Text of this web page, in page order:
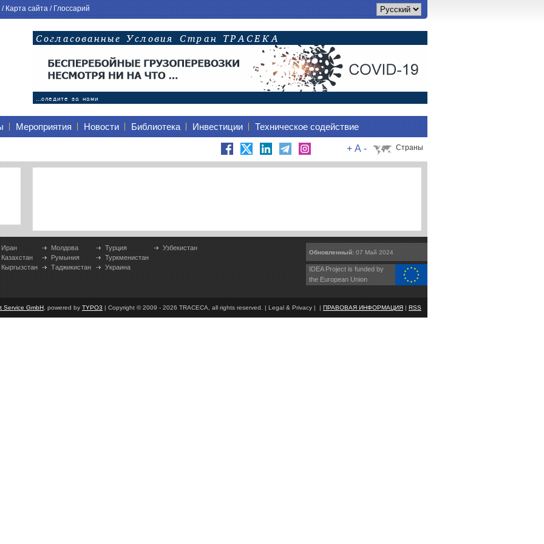
/Карта сайта/Глоссарий
Мероприятия Новости Библиотека Инвестиции Техническое содействие
Страны
+ A -
Иран
Казахстан
Кыргызстан
Молдова
Румыния
Таджикистан
Турция
Туркменистан
Украина
Узбекистан
Обновленный: 07 Май 2024
IDEA Project is funded by
the European Union
Service GmbH , powered by TYPO3 | Copyright © 2009 - 2026 TRACECA, all rights reserved. | Legal & Privacy | | ПРАВОВАЯ ИНФОРМАЦИЯ | RSS